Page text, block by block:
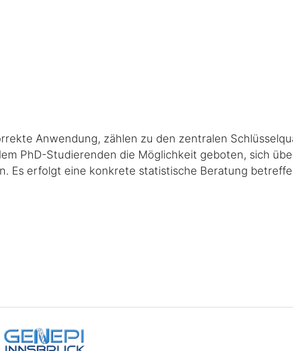
Anwendung, zählen zu den zentralen
PhD-Studierenden die Möglichkeit geboten, sich
Es erfolgt eine konkrete statistische Beratung